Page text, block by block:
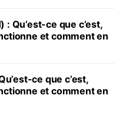
: Qu’est-ce que c’est,
et comment en
ce que c’est,
et comment en